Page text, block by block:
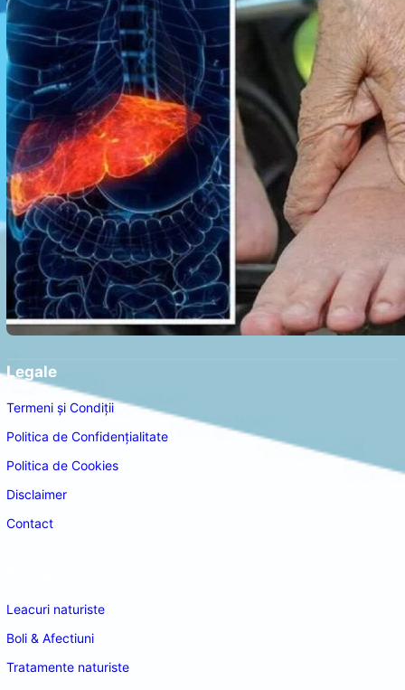
Legale
Termeni și Condiții
Politica de Confidențialitate
Politica de Cookies
Disclaimer
Contact
Leacuri naturiste
Boli & Afectiuni
Tratamente naturiste